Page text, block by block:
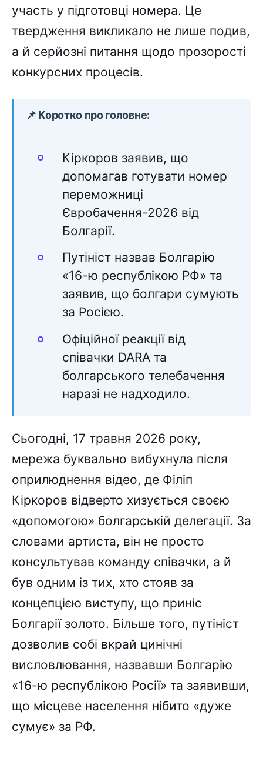
участь у підготовці номера. Це
твердження викликало не лише подив,
а й серйозні питання щодо прозорості
конкурсних процесів.
📌 Коротко про головне:
Кіркоров заявив, що
допомагав готувати номер
переможниці
Євробачення-2026 від
Болгарії.
Путініст назвав Болгарію
«16-ю республікою РФ» та
заявив, що болгари сумують
за Росією.
Офіційної реакції від
співачки DARA та
болгарського телебачення
наразі не надходило.
Сьогодні, 17 травня 2026 року,
мережа буквально вибухнула після
оприлюднення відео, де Філіп
Кіркоров відверто хизується своєю
«допомогою» болгарській делегації. За
словами артиста, він не просто
консультував команду співачки, а й
був одним із тих, хто стояв за
концепцією виступу, що приніс
Болгарії золото. Більше того, путініст
дозволив собі вкрай цинічні
висловлювання, назвавши Болгарію
«16-ю республікою Росії» та заявивши,
що місцеве населення нібито «дуже
сумує» за РФ.